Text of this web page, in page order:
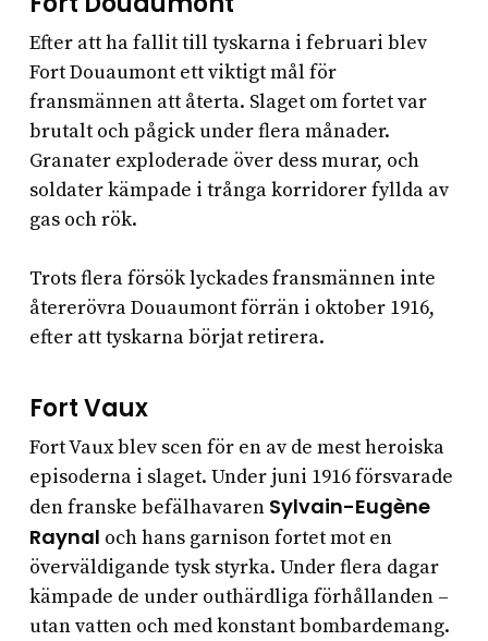
Efter att ha fallit till tyskarna i februari blev
Fort Douaumont ett viktigt mål för
fransmännen att återta. Slaget om fortet var
brutalt och pågick under flera månader.
Granater exploderade över dess murar, och
soldater kämpade i trånga korridorer fyllda av
gas och rök.
Trots flera försök lyckades fransmännen inte
återerövra Douaumont förrän i oktober 1916,
efter att tyskarna börjat retirera.
Fort Vaux
Fort Vaux blev scen för en av de mest heroiska
episoderna i slaget. Under juni 1916 försvarade
den franske befälhavaren Sylvain-Eugène
Raynal och hans garnison fortet mot en
överväldigande tysk styrka. Under flera dagar
kämpade de under outhärdliga förhållanden –
utan vatten och med konstant bombardemang.